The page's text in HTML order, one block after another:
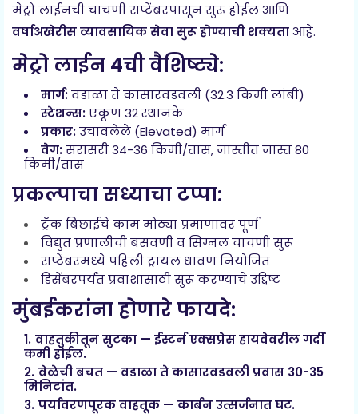
मेट्रो लाईनची चाचणी सप्टेंबरपासून सुरू होईल आणि
वर्षाअखेरीस व्यावसायिक सेवा सुरू होण्याची शक्यताआहे.
मेट्रो लाईन 4ची वैशिष्ट्ये:
मार्ग:वडाळा ते कासारवडवली (32.3 किमी लांबी)
स्टेशन्स:एकूण 32 स्थानके
प्रकार:उंचावलेले (Elevated) मार्ग
वेग:सरासरी 34-36 किमी/तास, जास्तीत जास्त 80
किमी/तास
प्रकल्पाचा सध्याचा टप्पा:
ट्रॅक बिछाईचे काम मोठ्या प्रमाणावर पूर्ण
विद्युत प्रणालीची बसवणी व सिग्नल चाचणी सुरू
सप्टेंबरमध्ये पहिली ट्रायल धावण नियोजित
डिसेंबरपर्यंत प्रवाशांसाठी सुरू करण्याचे उद्दिष्ट
मुंबईकरांना होणारे फायदे:
वाहतुकीतून सुटका — ईस्टर्न एक्सप्रेस हायवेवरील गर्दी
कमी होईल.
वेळेची बचत — वडाळा ते कासारवडवली प्रवास 30-35
मिनिटांत.
पर्यावरणपूरक वाहतूक — कार्बन उत्सर्जनात घट.